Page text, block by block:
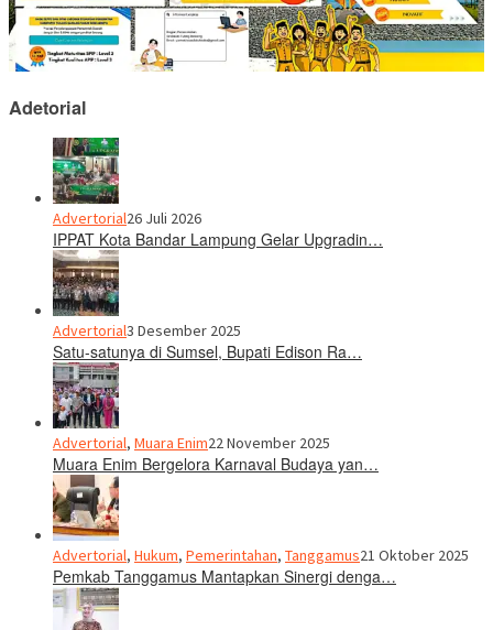
Adetorial
Advertorial26 Juli 2026
IPPAT Kota Bandar Lampung Gelar Upgradin…
Advertorial3 Desember 2025
Satu-satunya di Sumsel, Bupati Edison Ra…
Advertorial, Muara Enim22 November 2025
Muara Enim Bergelora Karnaval Budaya yan…
Advertorial, Hukum, Pemerintahan, Tanggamus21 Oktober 2025
Pemkab Tanggamus Mantapkan Sinergi denga…